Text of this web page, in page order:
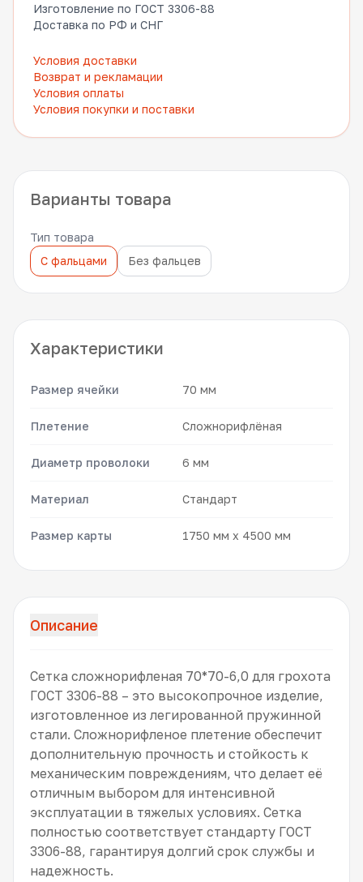
Изготовление по ГОСТ 3306-88
Доставка по РФ и СНГ
Условия доставки
Возврат и рекламации
Условия оплаты
Условия покупки и поставки
Варианты товара
Тип товара
С фальцами
Без фальцев
Характеристики
Размер ячейки 70 мм
Плетение Сложнорифлёная
Диаметр проволоки 6 мм
Материал Стандарт
Размер карты 1750 мм x 4500 мм
Описание
Сетка сложнорифленая 70*70-6,0 для грохота
ГОСТ 3306-88 – это высокопрочное изделие,
изготовленное из легированной пружинной
стали. Сложнорифленое плетение обеспечит
дополнительную прочность и стойкость к
механическим повреждениям, что делает её
отличным выбором для интенсивной
эксплуатации в тяжелых условиях. Сетка
полностью соответствует стандарту ГОСТ
3306-88, гарантируя долгий срок службы и
надежность.